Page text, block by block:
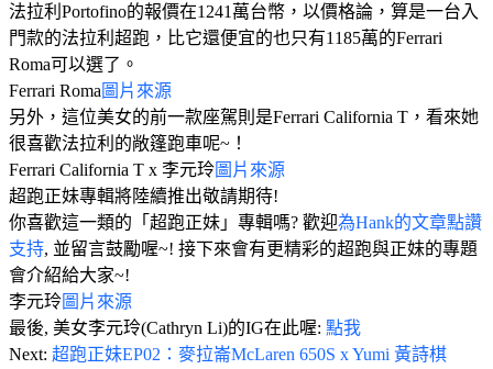
法拉利Portofino的報價在1241萬台幣，以價格論，算是一台入
門款的法拉利超跑，比它還便宜的也只有1185萬的Ferrari
Roma可以選了。
Ferrari Roma 圖片來源
另外，這位美女的前一款座駕則是Ferrari California T，看來她
很喜歡法拉利的敞篷跑車呢~！
Ferrari California T x 李元玲圖片來源
超跑正妹專輯將陸續推出敬請期待!
你喜歡這一類的「超跑正妹」專輯嗎? 歡迎為Hank的文章點讚
支持, 並留言鼓勵喔~! 接下來會有更精彩的超跑與正妹的專題
會介紹給大家~!
李元玲圖片來源
最後, 美女李元玲(Cathryn Li)的IG在此喔: 點我
Next: 超跑正妹EP02：麥拉崙McLaren 650S x Yumi 黃詩棋